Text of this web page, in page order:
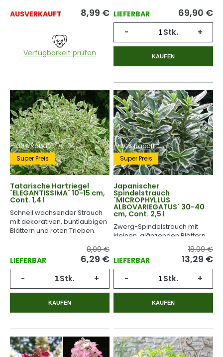
AUSVERKAUFT 8,99 €
Verfügbarkeit prüfen
LIEFERBAR 69,90 €
- Stk. +
KAUFEN
-30% Rabatt
Super Preis
Tatarische Hartriegel
´ELEGANTISSIMA´ 10-15 cm,
Cont. 1,4 l
Schnell wachsender Strauch
mit dekorativen, buntlaubigen
Blättern und roten Trieben.
LIEFERBAR
8,99 €
6,29 €
- Stk. +
KAUFEN
-30% Rabatt
Super Preis
Japanischer
Spindelstrauch
´MICROPHYLLUS
ALBOVARIEGATUS´ 30-40
cm, Cont. 2,5 l
Zwerg-Spindelstrauch mit
kleinen, glänzenden Blättern
LIEFERBAR
18,99 €
13,29 €
- Stk. +
KAUFEN